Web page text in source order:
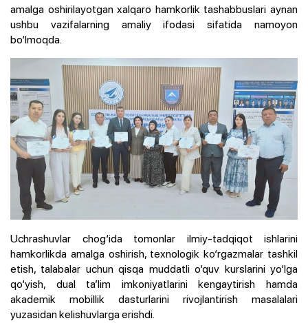
amalga oshirilayotgan xalqaro hamkorlik tashabbuslari aynan
ushbu vazifalarning amaliy ifodasi sifatida namoyon
bo‘lmoqda.
Uchrashuvlar chog‘ida tomonlar ilmiy-tadqiqot ishlarini
hamkorlikda amalga oshirish, texnologik ko‘rgazmalar tashkil
etish, talabalar uchun qisqa muddatli o‘quv kurslarini yo‘lga
qo‘yish, dual ta’lim imkoniyatlarini kengaytirish hamda
akademik mobillik dasturlarini rivojlantirish masalalari
yuzasidan kelishuvlarga erishdi.